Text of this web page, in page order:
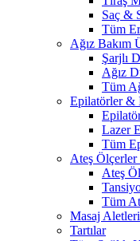
Saç &
Tüm
Ağız Bakım
Şarjlı
Ağız
Tüm
Epilatörler &
Lazer
Tüm
Ateş
Ateş
Tüm
Masaj Aletleri
Tartılar